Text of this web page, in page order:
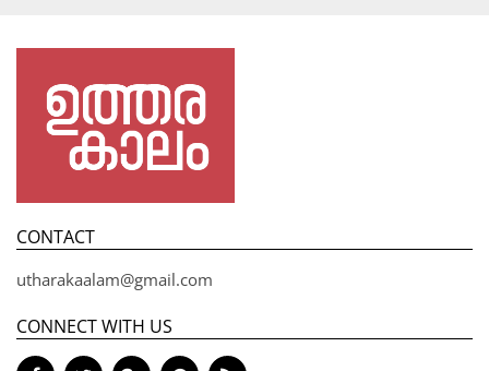
CONTACT
utharakaalam@gmail.com
CONNECT WITH US